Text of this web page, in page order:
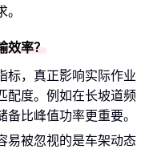
率？
标，真正影响实际作业
配度。例如在长坡道频
比峰值功率更重要。
易被忽视的是车架动态